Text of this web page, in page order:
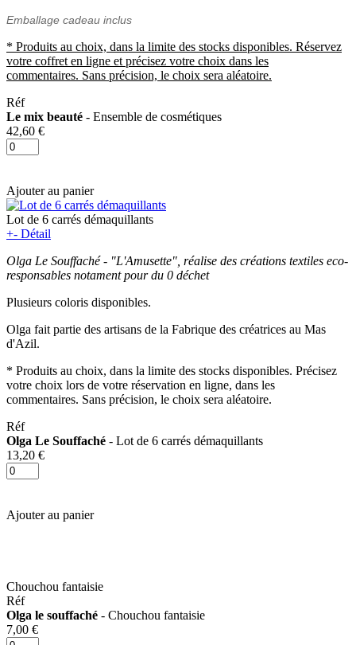
Emballage cadeau inclus
* Produits au choix, dans la limite des stocks disponibles. Réservez
votre coffret en ligne et précisez votre choix dans les
commentaires. Sans précision, le choix sera aléatoire.
Réf
Le mix beauté - Ensemble de cosmétiques
42,60 €
Ajouter au panier
Lot de 6 carrés démaquillants
+- Détail
Olga Le Souffaché - "L'Amusette", réalise des créations textiles eco-
responsables notament pour du 0 déchet
Plusieurs coloris disponibles.
Olga fait partie des artisans de la Fabrique des créatrices au Mas
d'Azil.
* Produits au choix, dans la limite des stocks disponibles. Précisez
votre choix lors de votre réservation en ligne, dans les
commentaires. Sans précision, le choix sera aléatoire.
Réf
Olga Le Souffaché - Lot de 6 carrés démaquillants
13,20 €
Ajouter au panier
Chouchou fantaisie
Réf
Olga le souffaché - Chouchou fantaisie
7,00 €